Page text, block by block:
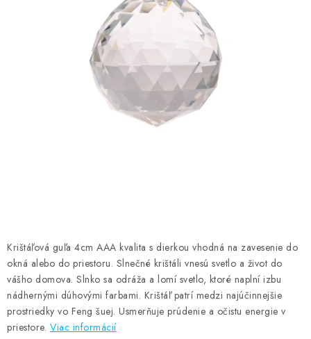
PODĽA OBLASTÍ
Poradňa
Ako nakupovať
Krištáľová guľa 4cm AAA kvalita s dierkou vhodná na zavesenie do
okná alebo do priestoru. Slnečné krištáli vnesú svetlo a život do
vášho domova. Slnko sa odráža a lomí svetlo, ktoré naplní izbu
nádhernými dúhovými farbami. Krištáľ patrí medzi najúčinnejšie
prostriedky vo Feng šuej. Usmerňuje prúdenie a očistu energie v
priestore. Viac informácií